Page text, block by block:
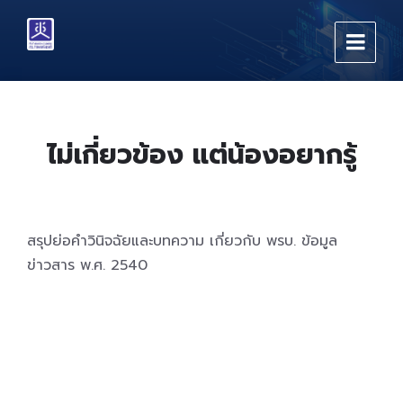
content
main
footer
ไม่เกี่ยวข้อง แต่น้องอยากรู้
สรุปย่อคำวินิจฉัยและบทความ เกี่ยวกับ พรบ. ข้อมูล
ข่าวสาร พ.ศ. 2540